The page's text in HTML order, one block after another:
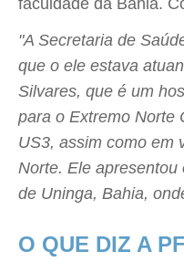
faculdade da Bahia.
"A Secretaria de
que o ele estava
Silvares, que é um
para o Extremo Norte
US3, assim como em
Norte. Ele
de Uninga, Bahia,
O QUE DIZ A